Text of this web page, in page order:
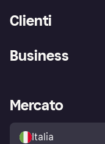
Clienti
Assistenza
Esplora i negozi
Politica di protezione
dell'acquirente Klarna
Business
Accesso aziende
Mercato
Italia